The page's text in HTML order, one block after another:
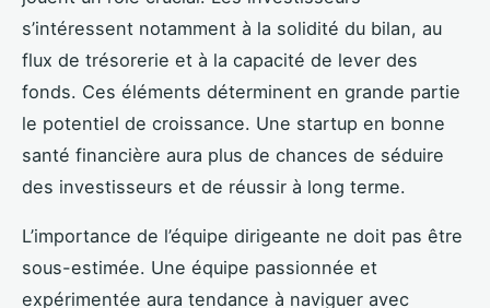
s’intéressent notamment à la solidité du bilan, au
flux de trésorerie et à la capacité de lever des
fonds. Ces éléments déterminent en grande partie
le potentiel de croissance. Une startup en bonne
santé financière aura plus de chances de séduire
des investisseurs et de réussir à long terme.
L’importance de l’équipe dirigeante ne doit pas être
sous-estimée. Une équipe passionnée et
expérimentée aura tendance à naviguer avec